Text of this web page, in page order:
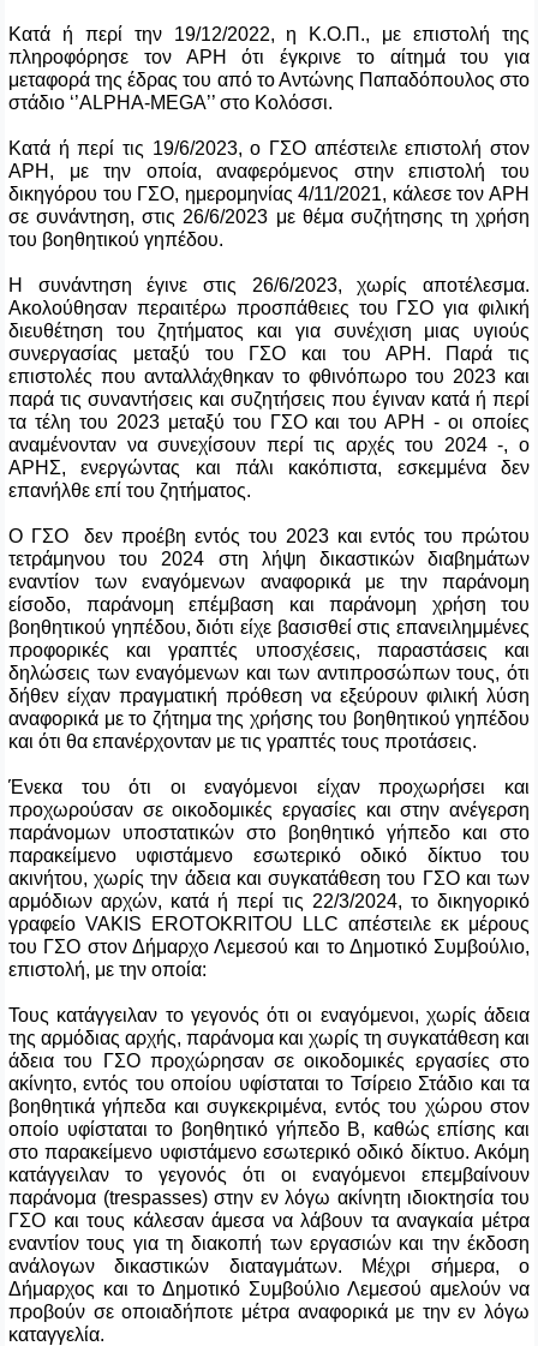
Κατά ή περί την 19/12/2022, η Κ.Ο.Π., με επιστολή της
πληροφόρησε τον ΑΡΗ ότι έγκρινε το αίτημά του για
μεταφορά της έδρας του από το Αντώνης Παπαδόπουλος στο
στάδιο ‘’ALPHA-MEGA’’ στο Κολόσσι.
Κατά ή περί τις 19/6/2023, ο ΓΣΟ απέστειλε επιστολή στον
ΑΡΗ, με την οποία, αναφερόμενος στην επιστολή του
δικηγόρου του ΓΣΟ, ημερομηνίας 4/11/2021, κάλεσε τον ΑΡΗ
σε συνάντηση, στις 26/6/2023 με θέμα συζήτησης τη χρήση
του βοηθητικού γηπέδου.
Η συνάντηση έγινε στις 26/6/2023, χωρίς αποτέλεσμα.
Ακολούθησαν περαιτέρω προσπάθειες του ΓΣΟ για φιλική
διευθέτηση του ζητήματος και για συνέχιση μιας υγιούς
συνεργασίας μεταξύ του ΓΣΟ και του ΑΡΗ. Παρά τις
επιστολές που ανταλλάχθηκαν το φθινόπωρο του 2023 και
παρά τις συναντήσεις και συζητήσεις που έγιναν κατά ή περί
τα τέλη του 2023 μεταξύ του ΓΣΟ και του ΑΡΗ - οι οποίες
αναμένονταν να συνεχίσουν περί τις αρχές του 2024 -, ο
ΑΡΗΣ, ενεργώντας και πάλι κακόπιστα, εσκεμμένα δεν
επανήλθε επί του ζητήματος.
Ο ΓΣΟ δεν προέβη εντός του 2023 και εντός του πρώτου
τετράμηνου του 2024 στη λήψη δικαστικών διαβημάτων
εναντίον των εναγόμενων αναφορικά με την παράνομη
είσοδο, παράνομη επέμβαση και παράνομη χρήση του
βοηθητικού γηπέδου, διότι είχε βασισθεί στις επανειλημμένες
προφορικές και γραπτές υποσχέσεις, παραστάσεις και
δηλώσεις των εναγόμενων και των αντιπροσώπων τους, ότι
δήθεν είχαν πραγματική πρόθεση να εξεύρουν φιλική λύση
αναφορικά με το ζήτημα της χρήσης του βοηθητικού γηπέδου
και ότι θα επανέρχονταν με τις γραπτές τους προτάσεις.
Ένεκα του ότι οι εναγόμενοι είχαν προχωρήσει και
προχωρούσαν σε οικοδομικές εργασίες και στην ανέγερση
παράνομων υποστατικών στο βοηθητικό γήπεδο και στο
παρακείμενο υφιστάμενο εσωτερικό οδικό δίκτυο του
ακινήτου, χωρίς την άδεια και συγκατάθεση του ΓΣΟ και των
αρμόδιων αρχών, κατά ή περί τις 22/3/2024, το δικηγορικό
γραφείο VAKIS EROTOKRITOU LLC απέστειλε εκ μέρους
του ΓΣΟ στον Δήμαρχο Λεμεσού και το Δημοτικό Συμβούλιο,
επιστολή, με την οποία:
Τους κατάγγειλαν το γεγονός ότι οι εναγόμενοι, χωρίς άδεια
της αρμόδιας αρχής, παράνομα και χωρίς τη συγκατάθεση και
άδεια του ΓΣΟ προχώρησαν σε οικοδομικές εργασίες στο
ακίνητο, εντός του οποίου υφίσταται το Τσίρειο Στάδιο και τα
βοηθητικά γήπεδα και συγκεκριμένα, εντός του χώρου στον
οποίο υφίσταται το βοηθητικό γήπεδο Β, καθώς επίσης και
στο παρακείμενο υφιστάμενο εσωτερικό οδικό δίκτυο. Ακόμη
κατάγγειλαν το γεγονός ότι οι εναγόμενοι επεμβαίνουν
παράνομα (trespasses) στην εν λόγω ακίνητη ιδιοκτησία του
ΓΣΟ και τους κάλεσαν άμεσα να λάβουν τα αναγκαία μέτρα
εναντίον τους για τη διακοπή των εργασιών και την έκδοση
ανάλογων δικαστικών διαταγμάτων. Μέχρι σήμερα, ο
Δήμαρχος και το Δημοτικό Συμβούλιο Λεμεσού αμελούν να
προβούν σε οποιαδήποτε μέτρα αναφορικά με την εν λόγω
καταγγελία.